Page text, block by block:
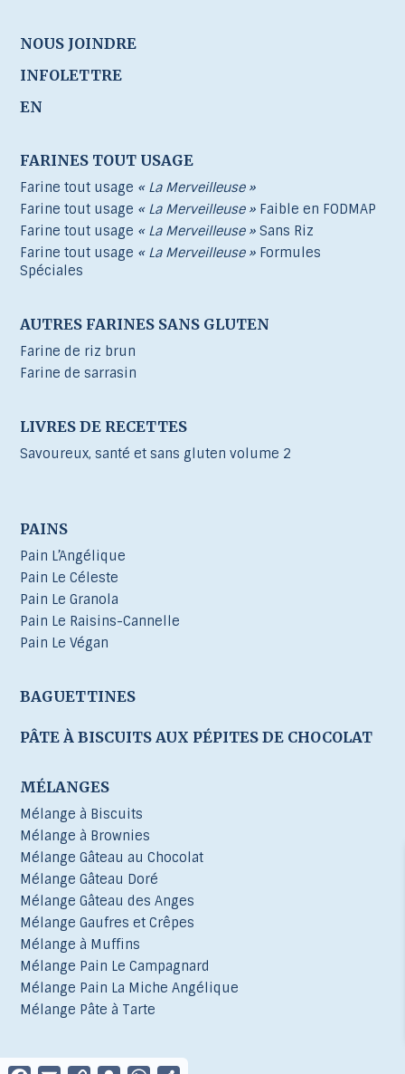
NOUS JOINDRE
INFOLETTRE
EN
FARINES TOUT USAGE
Farine tout usage « La Merveilleuse »
Farine tout usage « La Merveilleuse » Faible en FODMAP
Farine tout usage « La Merveilleuse » Sans Riz
Farine tout usage « La Merveilleuse » Formules
Spéciales
AUTRES FARINES SANS GLUTEN
Farine de riz brun
Farine de sarrasin
LIVRES DE RECETTES
Savoureux, santé et sans gluten volume 2
PAINS
Pain L’Angélique
Pain Le Céleste
Pain Le Granola
Pain Le Raisins-Cannelle
Pain Le Végan
BAGUETTINES
PÂTE À BISCUITS AUX PÉPITES DE CHOCOLAT
MÉLANGES
Mélange à Biscuits
Mélange à Brownies
Mélange Gâteau au Chocolat
Mélange Gâteau Doré
Mélange Gâteau des Anges
Mélange Gaufres et Crêpes
Mélange à Muffins
Mélange Pain Le Campagnard
Mélange Pain La Miche Angélique
Mélange Pâte à Tarte